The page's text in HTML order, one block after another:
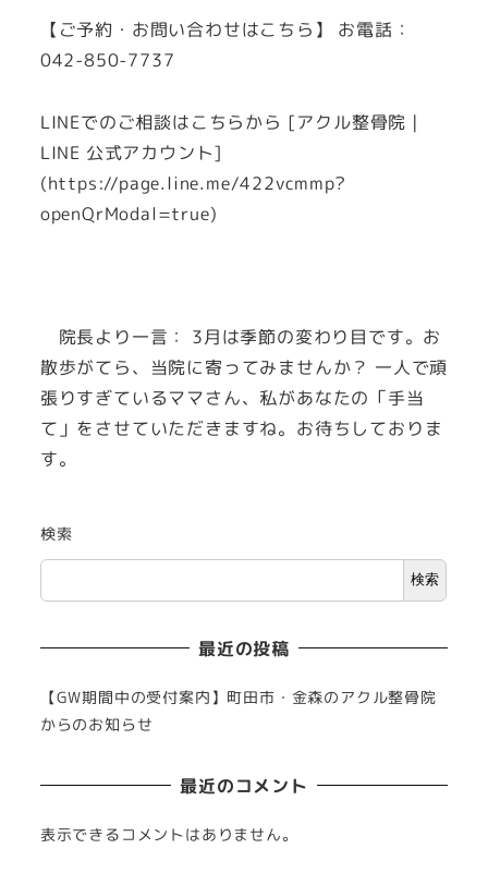
【ご予約・お問い合わせはこちら】 お電話：
042-850-7737
LINEでのご相談はこちらから [アクル整骨院 |
LINE 公式アカウント]
(https://page.line.me/422vcmmp?
openQrModal=true)
院長より一言： 3月は季節の変わり目です。お
散歩がてら、当院に寄ってみませんか？ 一人で頑
張りすぎているママさん、私があなたの「手当
て」をさせていただきますね。お待ちしておりま
す。
検索
検索
最近の投稿
【GW期間中の受付案内】町田市・金森のアクル整骨院
からのお知らせ
最近のコメント
表示できるコメントはありません。